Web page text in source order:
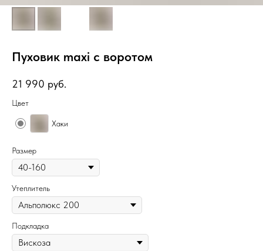
Пуховик maxi с воротом
21 990 руб.
Цвет
Хаки
Размер
Утеплитель
Подкладка